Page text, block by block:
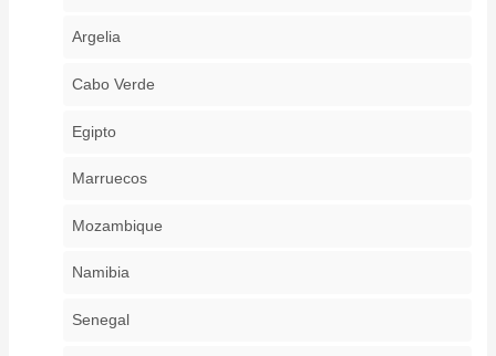
Argelia
Cabo Verde
Egipto
Marruecos
Mozambique
Namibia
Senegal